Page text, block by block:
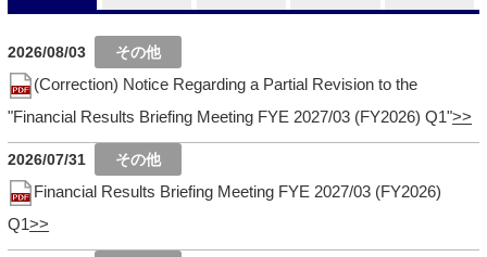
2026/08/03
(Correction) Notice Regarding a Partial Revision to the
"Financial Results Briefing Meeting FYE 2027/03 (FY2026) Q1"
2026/07/31
Financial Results Briefing Meeting FYE 2027/03 (FY2026)
Q1